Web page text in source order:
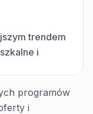
trendem
i
programów
i